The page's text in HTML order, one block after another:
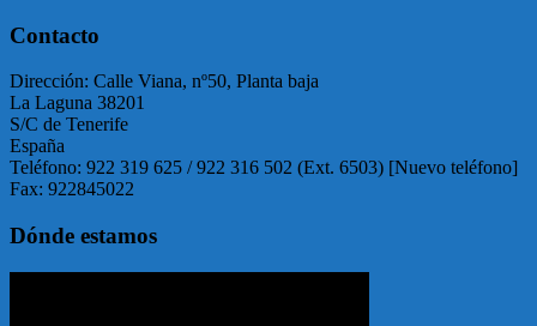
Contacto
Dirección: Calle Viana, nº50, Planta baja
La Laguna 38201
S/C de Tenerife
España
Teléfono: 922 319 625 / 922 316 502 (Ext. 6503) [Nuevo teléfono]
Fax: 922845022
Dónde estamos